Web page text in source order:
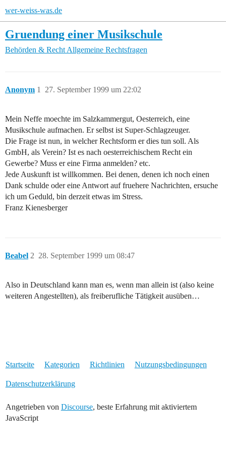
wer-weiss-was.de
Gruendung einer Musikschule
Behörden & Recht Allgemeine Rechtsfragen
Anonym 27. September 1999 um 22:02
1
Mein Neffe moechte im Salzkammergut, Oesterreich, eine
Musikschule aufmachen. Er selbst ist Super-Schlagzeuger.
Die Frage ist nun, in welcher Rechtsform er dies tun soll. Als
GmbH, als Verein? Ist es nach oesterreichischem Recht ein
Gewerbe? Muss er eine Firma anmelden? etc.
Jede Auskunft ist willkommen. Bei denen, denen ich noch einen
Dank schulde oder eine Antwort auf fruehere Nachrichten, ersuche
ich um Geduld, bin derzeit etwas im Stress.
Franz Kienesberger
Beabel 28. September 1999 um 08:47
2
Also in Deutschland kann man es, wenn man allein ist (also keine
weiteren Angestellten), als freiberufliche Tätigkeit ausüben…
Startseite Kategorien Richtlinien Nutzungsbedingungen
Datenschutzerklärung
Angetrieben von Discourse, beste Erfahrung mit aktiviertem
JavaScript